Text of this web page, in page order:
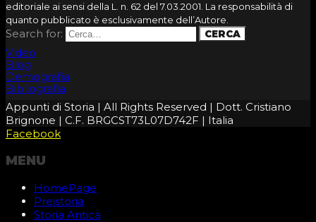
editoriale ai sensi della L. n. 62 del 7.03.2001. La responsabilità di
quanto pubblicato è esclusivamente dell’Autore.
Search for:
Video
Blog
Demografia
Bibliografia
Appunti di Storia | All Rights Reserved | Dott. Cristiano
Brignone | C.F. BRGCST73L07D742F | Italia
Facebook
MENU
HomePage
Preistoria
Storia Antica